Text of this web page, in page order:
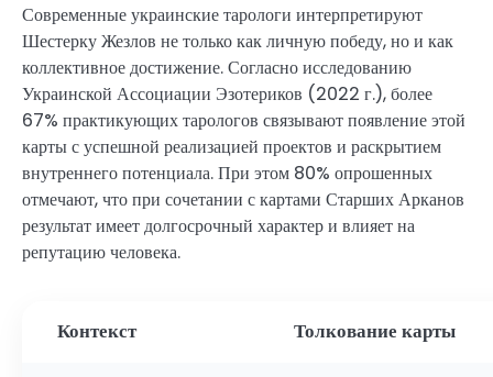
Современные украинские тарологи интерпретируют
Шестерку Жезлов не только как личную победу, но и как
коллективное достижение. Согласно исследованию
Украинской Ассоциации Эзотериков (2022 г.), более
67% практикующих тарологов связывают появление этой
карты с успешной реализацией проектов и раскрытием
внутреннего потенциала. При этом 80% опрошенных
отмечают, что при сочетании с картами Старших Арканов
результат имеет долгосрочный характер и влияет на
репутацию человека.
Контекст Толкование карты